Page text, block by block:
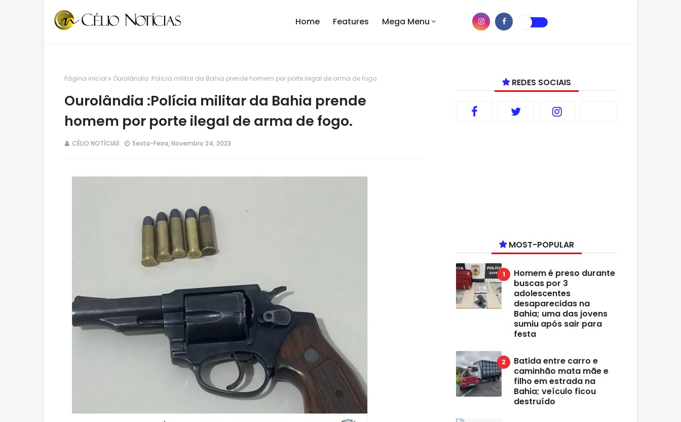
Home Features Mega Menu
Página inicial Ourolândia :Polícia militar da Bahia prende homem por porte ilegal de arma de fogo.
Ourolândia :Polícia militar da Bahia prende
homem por porte ilegal de arma de fogo.
CÉLIO NOTÍCIAS Sexta-Feira, Novembro 24, 2023
REDES SOCIAIS
MOST-POPULAR
Homem é preso durante
buscas por 3
adolescentes
desaparecidas na
Bahia; uma das jovens
sumiu após sair para
festa
Batida entre carro e
caminhão mata mãe e
filho em estrada na
Bahia; veículo ficou
destruído